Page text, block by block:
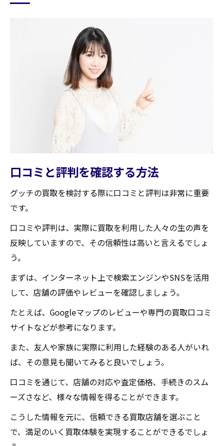
口コミと評判を確認する方法
グッチの買取を検討する際に口コミと評判は非常に重要
です。
口コミや評判は、実際に買取を利用した人々の生の声を
反映していますので、その信頼性は高いと言えるでしょ
う。
まずは、インターネット上で検索エンジンやSNSを活用
して、店舗の評価やレビューを確認しましょう。
たとえば、Googleマップのレビューや専門の買取口コミ
サイトなどが参考になります。
また、友人や家族に実際に利用した経験のある人がいれ
ば、その意見も聞いてみると良いでしょう。
口コミを通じて、店舗の対応や査定価格、手続きのスム
ーズさなど、様々な情報を得ることができます。
こうした情報を元に、信頼できる買取店舗を選ぶこと
で、満足のいく買取体験を実現することができるでしょ